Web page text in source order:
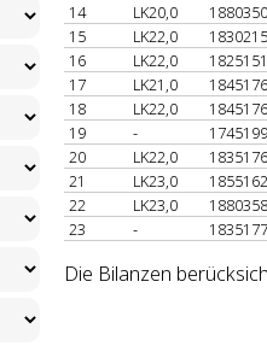
14
LK20,0
15
LK22,0
16
LK22,0
17
LK21,0
18
LK22,0
19
-
20
LK22,0
21
LK23,0
22
LK23,0
23
-
Die Bilanzen